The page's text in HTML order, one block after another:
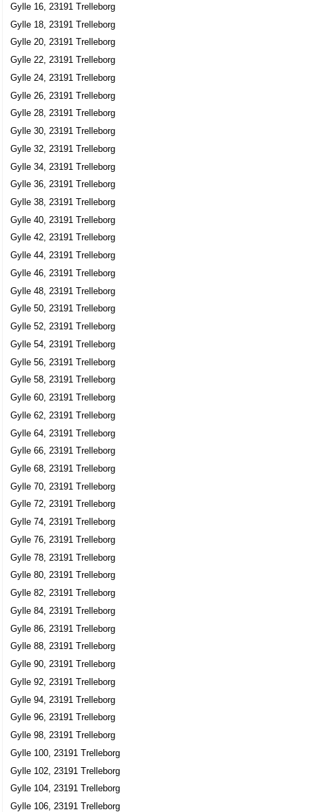
Gylle 16, 23191 Trelleborg
Gylle 18, 23191 Trelleborg
Gylle 20, 23191 Trelleborg
Gylle 22, 23191 Trelleborg
Gylle 24, 23191 Trelleborg
Gylle 26, 23191 Trelleborg
Gylle 28, 23191 Trelleborg
Gylle 30, 23191 Trelleborg
Gylle 32, 23191 Trelleborg
Gylle 34, 23191 Trelleborg
Gylle 36, 23191 Trelleborg
Gylle 38, 23191 Trelleborg
Gylle 40, 23191 Trelleborg
Gylle 42, 23191 Trelleborg
Gylle 44, 23191 Trelleborg
Gylle 46, 23191 Trelleborg
Gylle 48, 23191 Trelleborg
Gylle 50, 23191 Trelleborg
Gylle 52, 23191 Trelleborg
Gylle 54, 23191 Trelleborg
Gylle 56, 23191 Trelleborg
Gylle 58, 23191 Trelleborg
Gylle 60, 23191 Trelleborg
Gylle 62, 23191 Trelleborg
Gylle 64, 23191 Trelleborg
Gylle 66, 23191 Trelleborg
Gylle 68, 23191 Trelleborg
Gylle 70, 23191 Trelleborg
Gylle 72, 23191 Trelleborg
Gylle 74, 23191 Trelleborg
Gylle 76, 23191 Trelleborg
Gylle 78, 23191 Trelleborg
Gylle 80, 23191 Trelleborg
Gylle 82, 23191 Trelleborg
Gylle 84, 23191 Trelleborg
Gylle 86, 23191 Trelleborg
Gylle 88, 23191 Trelleborg
Gylle 90, 23191 Trelleborg
Gylle 92, 23191 Trelleborg
Gylle 94, 23191 Trelleborg
Gylle 96, 23191 Trelleborg
Gylle 98, 23191 Trelleborg
Gylle 100, 23191 Trelleborg
Gylle 102, 23191 Trelleborg
Gylle 104, 23191 Trelleborg
Gylle 106, 23191 Trelleborg